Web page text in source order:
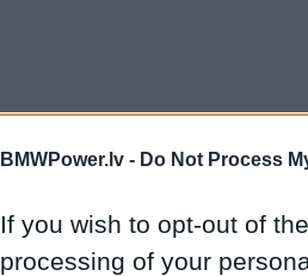
BMWPower.lv - Do Not Process
If you wish to opt-out of
processing of your